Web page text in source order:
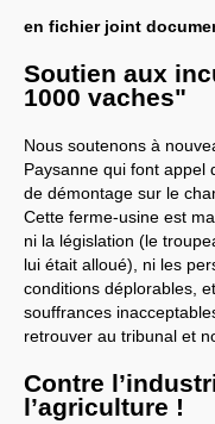
année 2014
Année 2012
année 2011
Année 2010
Année 2008
Année 2007
Année 2006
Année 2005
Année 2004
Année 2003
LES BRANCHES
CNRS-INRIA
Archives diverses
Archives
mémoire
Accès aux
informatiques
en fichier joint
Soutien aux
1000 vaches"
Nous soutenons à
Paysanne qui font appel
de démontage sur le
Cette ferme-usine est
ni la législation (le
lui était alloué), ni les
conditions déplorables,
souffrances
retrouver au tribunal et
Contre
l’agriculture !